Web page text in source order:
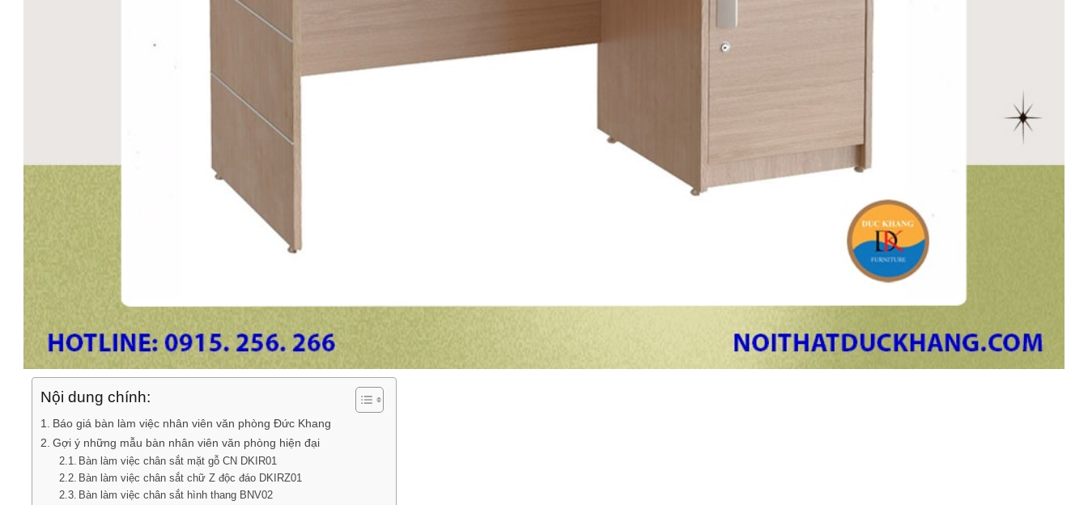
Nội dung chính:
Báo giá bàn làm việc nhân viên văn phòng Đức Khang
Gợi ý những mẫu bàn nhân viên văn phòng hiện đại
Bàn làm việc chân sắt mặt gỗ CN DKIR01
Bàn làm việc chân sắt chữ Z độc đáo DKIRZ01
Bàn làm việc chân sắt hình thang BNV02